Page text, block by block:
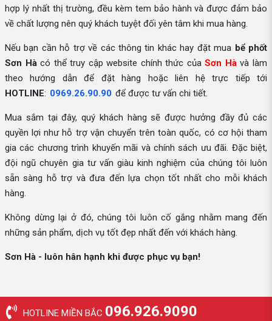
hợp lý nhất thị trường, đều kèm tem bảo hành và được đảm bảo
về chất lượng nên quý khách tuyệt đối yên tâm khi mua hàng.
Nếu bạn cần hỗ trợ về các thông tin khác hay đặt mua bể phốt
Sơn Hàcó thể truy cập website chính thức củaSơn Hàvà làm
theo hướng dẫn để đặt hàng hoặc liên hệ trực tiếp tới
HOTLINE: 0969.26.90.90 để được tư vấn chi tiết.
Mua sắm tại đây, quý khách hàng sẽ được hưởng đầy đủ các
quyền lợi như hỗ trợ vận chuyển trên toàn quốc, có cơ hội tham
gia các chương trình khuyến mãi và chính sách ưu đãi. Đặc biệt,
đội ngũ chuyên gia tư vấn giàu kinh nghiệm của chúng tôi luôn
sẵn sàng hỗ trợ và đưa đến lựa chọn tốt nhất cho mỗi khách
hàng.
Không dừng lại ở đó, chúng tôi luôn cố gắng nhằm mang đến
những sản phẩm, dịch vụ tốt đẹp nhất đến với khách hàng.
Sơn Hà - luôn hân hạnh khi được phục vụ bạn!
HOTLINE MIỀN BẮC 096.926.9090